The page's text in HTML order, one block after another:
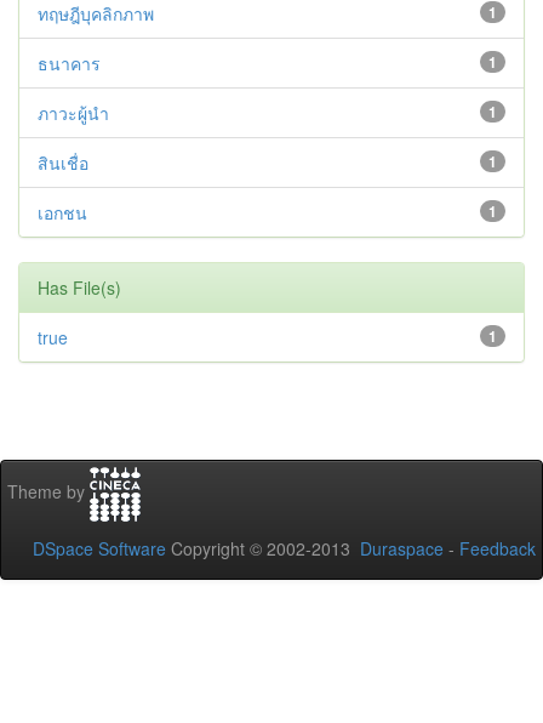
1
ทฤษฎีบุคลิกภาพ
1
ธนาคาร
1
ภาวะผู้นำ
1
สินเชื่อ
1
เอกชน
Has File(s)
1
true
Theme by
DSpace Software Copyright © 2002-2013 Duraspace - Feedback